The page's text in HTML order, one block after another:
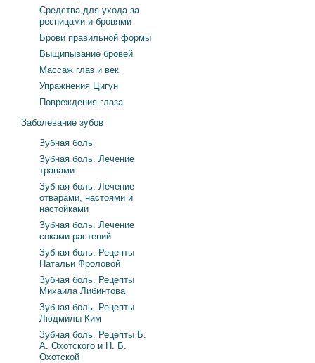
Средства для ухода за
ресницами и бровями
Брови правильной формы
Выщипывание бровей
Массаж глаз и век
Упражнения Цигун
Повреждения глаза
Заболевание зубов
Зубная боль
Зубная боль. Лечение
травами
Зубная боль. Лечение
отварами, настоями и
настойками
Зубная боль. Лечение
соками растений
Зубная боль. Рецепты
Натальи Фроловой
Зубная боль. Рецепты
Михаила Либинтова
Зубная боль. Рецепты
Людмилы Ким
Зубная боль. Рецепты Б.
А. Охотского и Н. Б.
Охотской